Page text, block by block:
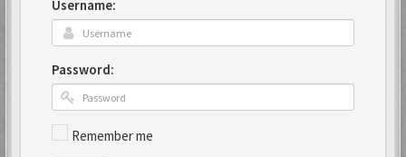
Username:
Password:
Remember me